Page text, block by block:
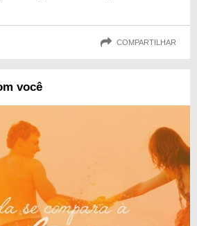
COMPARTILHAR
você